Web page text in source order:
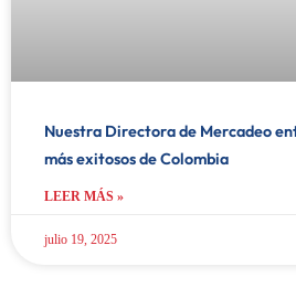
Nuestra Directora de Mercadeo
más exitosos de Colombia
LEER MÁS »
julio 19, 2025